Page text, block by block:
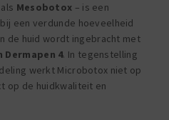
Mesobotox – is een
een verdunde hoeveelheid
de huid wordt ingebracht met
Dermapen 4. In tegenstelling
werkt Microbotox niet op
op de huidkwaliteit en